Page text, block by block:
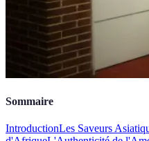
Sommaire
IntroductionLes Saveurs